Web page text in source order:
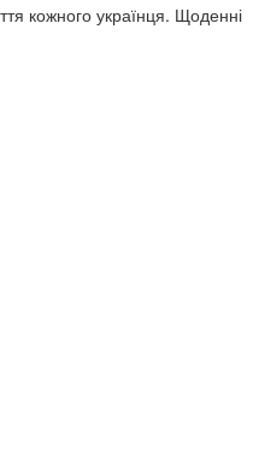
кожного українця. Щоденні